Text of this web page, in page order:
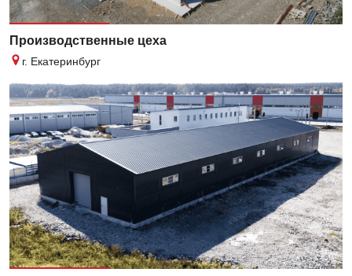
Производственные цеха
г. Екатеринбург